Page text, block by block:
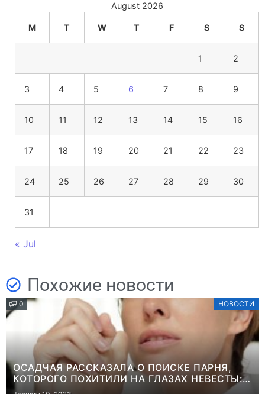
August 2026
M T W T F S S
1 2
3 4 5 6 7 8 9
10 11 12 13 14 15 16
17 18 19 20 21 22 23
24 25 26 27 28 29 30
31
« Jul
Похожие новости
0 НОВОСТИ
ОСАДЧАЯ РАССКАЗАЛА О ПОИСКЕ ПАРНЯ,
КОТОРОГО ПОХИТИЛИ НА ГЛАЗАХ НЕВЕСТЫ:
“ОН ВЕСЬ УДАР ПРИНЯЛ НА СЕБЯ”